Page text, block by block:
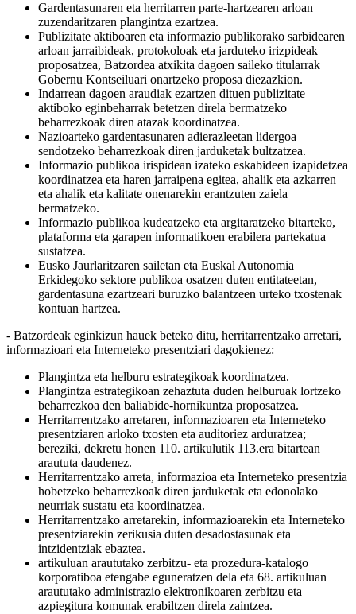
Gardentasunaren eta herritarren parte-hartzearen arloan
zuzendaritzaren plangintza ezartzea.
Publizitate aktiboaren eta informazio publikorako sarbidearen
arloan jarraibideak, protokoloak eta jarduteko irizpideak
proposatzea, Batzordea atxikita dagoen saileko titularrak
Gobernu Kontseiluari onartzeko proposa diezazkion.
Indarrean dagoen araudiak ezartzen dituen publizitate
aktiboko eginbeharrak betetzen direla bermatzeko
beharrezkoak diren atazak koordinatzea.
Nazioarteko gardentasunaren adierazleetan lidergoa
sendotzeko beharrezkoak diren jarduketak bultzatzea.
Informazio publikoa irispidean izateko eskabideen izapidetzea
koordinatzea eta haren jarraipena egitea, ahalik eta azkarren
eta ahalik eta kalitate onenarekin erantzuten zaiela
bermatzeko.
Informazio publikoa kudeatzeko eta argitaratzeko bitarteko,
plataforma eta garapen informatikoen erabilera partekatua
sustatzea.
Eusko Jaurlaritzaren sailetan eta Euskal Autonomia
Erkidegoko sektore publikoa osatzen duten entitateetan,
gardentasuna ezartzeari buruzko balantzeen urteko txostenak
kontuan hartzea.
- Batzordeak eginkizun hauek beteko ditu, herritarrentzako arretari,
informazioari eta Interneteko presentziari dagokienez:
Plangintza eta helburu estrategikoak koordinatzea.
Plangintza estrategikoan zehaztuta duden helburuak lortzeko
beharrezkoa den baliabide-hornikuntza proposatzea.
Herritarrentzako arretaren, informazioaren eta Interneteko
presentziaren arloko txosten eta auditoriez arduratzea;
bereziki, dekretu honen 110. artikulutik 113.era bitartean
araututa daudenez.
Herritarrentzako arreta, informazioa eta Interneteko presentzia
hobetzeko beharrezkoak diren jarduketak eta edonolako
neurriak sustatu eta koordinatzea.
Herritarrentzako arretarekin, informazioarekin eta Interneteko
presentziarekin zerikusia duten desadostasunak eta
intzidentziak ebaztea.
artikuluan araututako zerbitzu- eta prozedura-katalogo
korporatiboa etengabe eguneratzen dela eta 68. artikuluan
araututako administrazio elektronikoaren zerbitzu eta
azpiegitura komunak erabiltzen direla zaintzea.